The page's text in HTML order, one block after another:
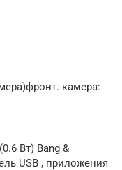
камера:
Вт) Bang &
USB , приложения